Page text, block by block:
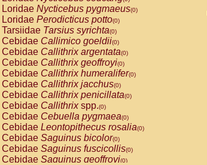
Loridae Nycticebus pygmaeus(0)
Loridae Perodicticus potto(0)
Tarsiidae Tarsius syrichta(0)
Cebidae Callimico goeldii(0)
Cebidae Callithrix argentata(0)
Cebidae Callithrix geoffroyi(0)
Cebidae Callithrix humeralifer(0)
Cebidae Callithrix jacchus(0)
Cebidae Callithrix penicillata(0)
Cebidae Callithrixspp.(0)
Cebidae Cebuella pygmaea(0)
Cebidae Leontopithecus rosalia(0)
Cebidae Saguinus bicolor(0)
Cebidae Saguinus fuscicollis(0)
Cebidae Saguinus geoffroyi(0)